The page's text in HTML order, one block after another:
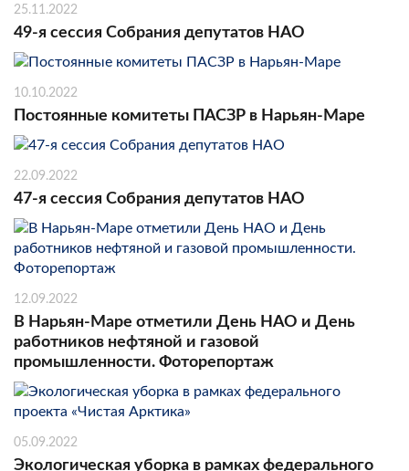
25.11.2022
49-я сессия Собрания депутатов НАО
10.10.2022
Постоянные комитеты ПАСЗР в Нарьян-Маре
22.09.2022
47-я сессия Собрания депутатов НАО
12.09.2022
В Нарьян-Маре отметили День НАО и День
работников нефтяной и газовой
промышленности. Фоторепортаж
05.09.2022
Экологическая уборка в рамках федерального